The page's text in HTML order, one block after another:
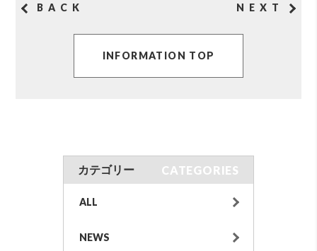
BACK NEXT
INFORMATION TOP
カテゴリー CATEGORIES
ALL
NEWS